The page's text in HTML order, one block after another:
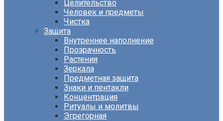
Целительство
Человек и предметы
Чистка
Защита
Внутреннее наполнение
Прозрачность
Растения
Зеркала
Предметная защита
Знаки и пентакли
Концентрация
Ритуалы и молитвы
Эгрегорная